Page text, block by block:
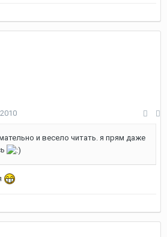
и весело читать. я прям даже